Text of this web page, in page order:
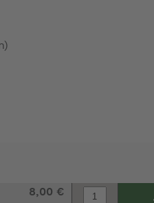
8,00 €